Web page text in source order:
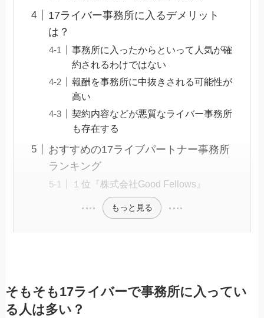
17ライバー事務所に入るデメリット
は？
事務所に入ったからといって人気が確
約されるわけではない
報酬を事務所に中抜きされる可能性が
高い
契約内容などが悪質なライバー事務所
も存在する
おすすめの17ライブパートナー事務所
ランキング
１位『株式会社Good Fellows』
もっと見る
そもそも17ライバーで事務所に入ってい
る人は多い？